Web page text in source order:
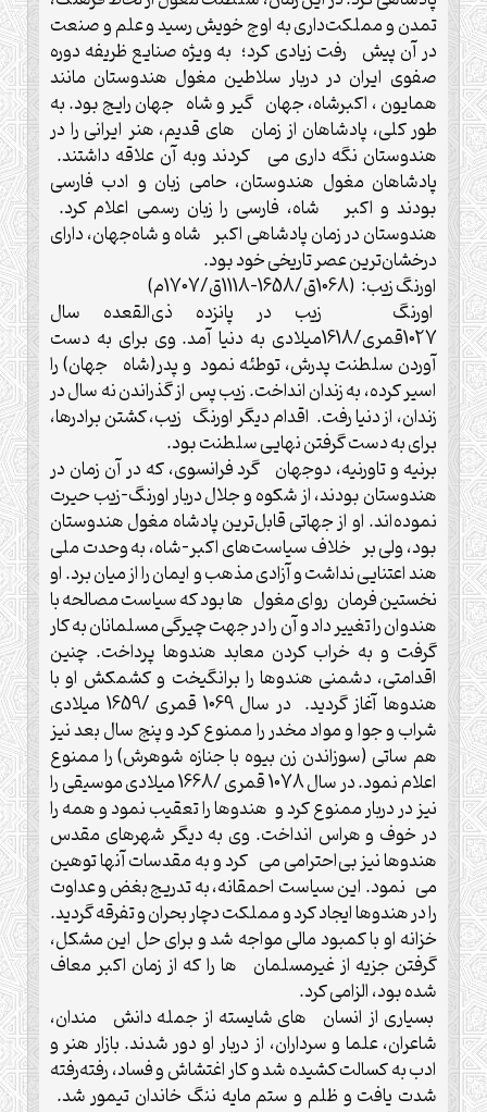
تمدن و مملکت‌داری به اوج خویش رسید و علم و صنعت
در آن پیش رفت زیادی کرد؛ به ویژه صنایع ظریفه دوره
صفوی ایران در دربار سلاطین مغول هندوستان مانند
همایون ، اکبرشاه، جهان گیر و شاه جهان رایج بود. به
طور کلی، پادشاهان از زمان های قدیم، هنر ایرانی را در
هندوستان نگه داری می کردند وبه آن علاقه داشتند.
پادشاهان مغول هندوستان، حامی زبان و ادب فارسی
بودند و اکبر شاه، فارسی را زبان رسمی اعلام کرد.
هندوستان در زمان پادشاهی اکبر شاه و شاه‌جهان، دارای
درخشان‌ترین عصر تاریخی خود بود.
اورنگ زیب: (1068ق/1658-1118ق/1707م)
اورنگ زیب در پانزده ذی‌القعده سال
1027قمری/1618میلادی به دنیا آمد. وی برای به دست
آوردن سلطنت پدرش، توطئه نمود و پدر(شاه جهان) را
اسیر کرده، به زندان انداخت. زیب پس از گذراندن نه سال در
زندان، از دنیا رفت. اقدام دیگر اورنگ زیب، کشتن برادرها،
برای به دست گرفتن نهایی سلطنت بود.
برنیه و تاورنیه، دوجهان گرد فرانسوی، که در آن زمان در
هندوستان بودند، از شکوه و جلال دربار اورنگ-زیب حیرت
نموده‌اند. او از جهاتی قابل‌ترین پادشاه مغول هندوستان
بود، ولی بر خلاف سیاست‌های اکبر-شاه، به وحدت ملی
هند اعتنایی نداشت و آزادی مذهب و ایمان را از میان برد. او
نخستین فرمان روای مغول ها بود که سیاست مصالحه با
هندوان را تغییر داد و آن را در جهت چیرگی مسلمانان به کار
گرفت و به خراب کردن معابد هندوها پرداخت. چنین
اقدامتی، دشمنی هندوها را برانگیخت و کشمکش او با
هندوها آغاز گردید. در سال 1069 قمری /1659 میلادی
شراب و جوا و مواد مخدر را ممنوع کرد و پنج سال بعد نیز
هم ساتی (سوزاندن زن بیوه با جنازه شوهرش) را ممنوع
اعلام نمود. در سال 1078 قمری /1668 میلادی موسیقی را
نیز در دربار ممنوع کرد و هندوها را تعقیب نمود و همه را
در خوف و هراس انداخت. وی به دیگر شهرهای مقدس
هندوها نیز بی‌احترامی می کرد و به مقدسات آنها توهین
می نمود. این سیاست احمقانه، به تدریج بغض و عداوت
را در هندوها ایجاد کرد و مملکت دچار بحران و تفرقه گردید.
خزانه او با کمبود مالی مواجه شد و برای حل این مشکل،
گرفتن جزیه از غیرمسلمان ها را که از زمان اکبر معاف
شده بود، الزامی کرد.
بسیاری از انسان های شايسته از جمله دانش مندان،
شاعران، علما و سرداران، از دربار او دور شدند. بازار هنر و
ادب به کسالت کشیده شد و کار اغتشاش و فساد، رفته‌رفته
شدت یافت و ظلم و ستم مایه ننگ خاندان تیمور شد.